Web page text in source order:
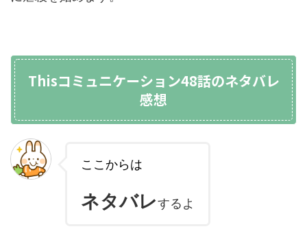
Thisコミュニケーション48話のネタバレ
感想
ここからは
ネタバレするよ